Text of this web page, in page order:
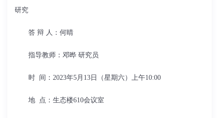
研究
答 辩 人：何晴
指导教师：邓晔 研究员
时 间： 2023年5 月 13日 （星期六） 上午10:00
地 点：生态楼610会议室